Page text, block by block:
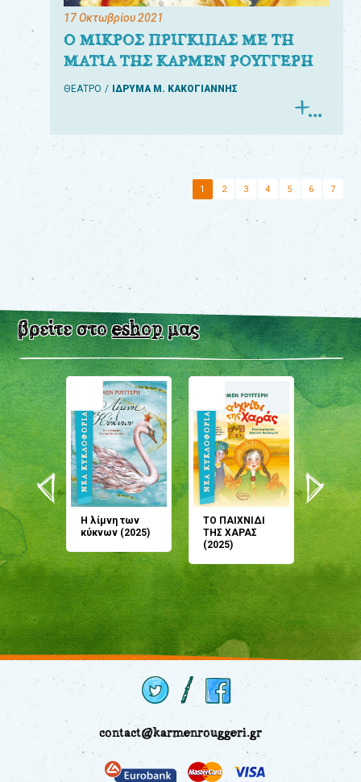
17 Οκτωβρίου 2021
Ο ΜΙΚΡΟΣ ΠΡΙΓΚΙΠΑΣ ΜΕ ΤΗ
ΜΑΤΙΑ ΤΗΣ ΚΑΡΜΕΝ ΡΟΥΓΓΕΡΗ
ΘΕΑΤΡΟ ΙΔΡΥΜΑ Μ. ΚΑΚΟΓΙΑΝΝΗΣ
1 2 3 4 5 6 7
βρείτε στοeshopμας
Η λίμνη των
κύκνων (2025)
ΤΟ ΠΑΙΧΝΙΔΙ
ΤΗΣ ΧΑΡΑΣ
(2025)
μου;
(2024)
contact@karmenrouggeri.gr